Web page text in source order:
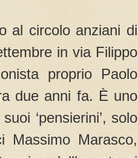
al circolo anziani di
in via Filippo
proprio Paolo
due anni fa. È uno
‘pensierini’, solo
Massimo Marasco,